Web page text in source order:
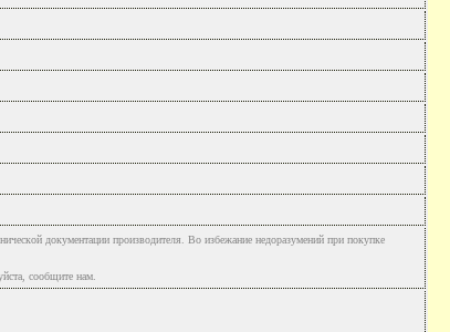
документации производителя. Во избежание недоразумений при покупке
сообщите нам.